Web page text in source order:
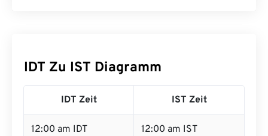
IDT Zu IST Diagramm
IDT Zeit IST Zeit
12:00 am IDT
12:00 am IST